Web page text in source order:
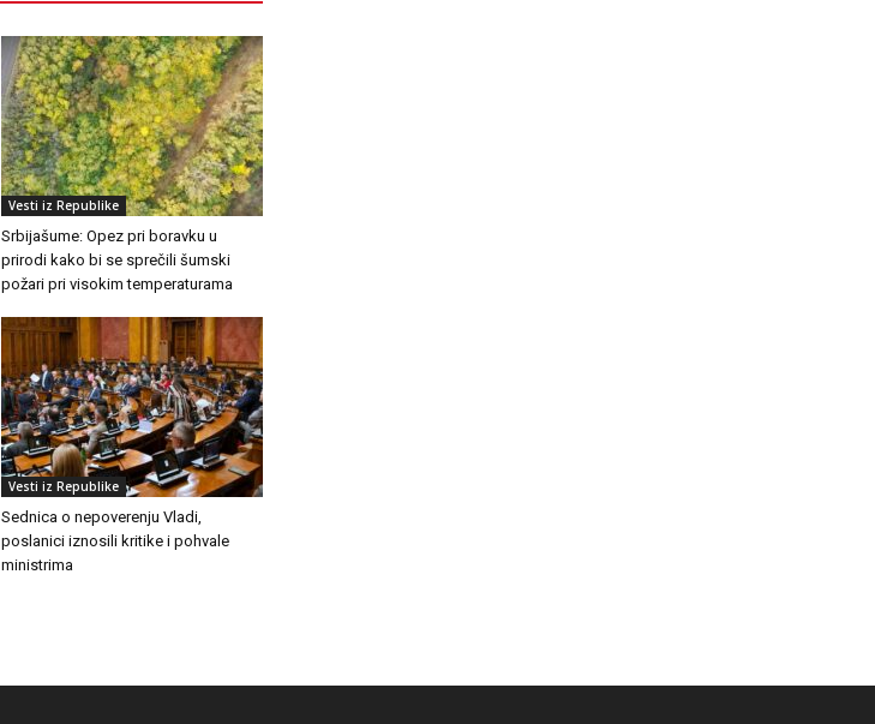
Vesti iz Republike
Srbijašume: Opez pri boravku u
prirodi kako bi se sprečili šumski
požari pri visokim temperaturama
Vesti iz Republike
Sednica o nepoverenju Vladi,
poslanici iznosili kritike i pohvale
ministrima